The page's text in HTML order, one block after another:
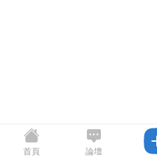
首頁 論壇